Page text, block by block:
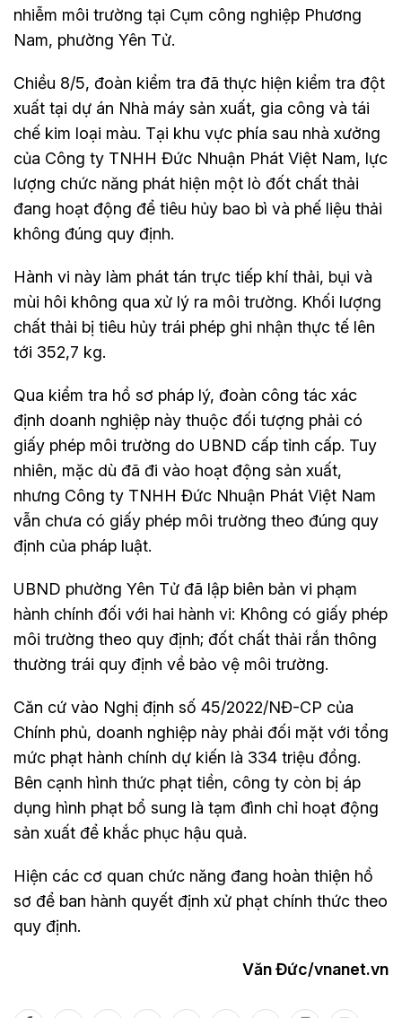
nhiễm môi trường tại Cụm công nghiệp Phương
Nam, phường Yên Tử.
Chiều 8/5, đoàn kiểm tra đã thực hiện kiểm tra đột
xuất tại dự án Nhà máy sản xuất, gia công và tái
chế kim loại màu. Tại khu vực phía sau nhà xưởng
của Công ty TNHH Đức Nhuận Phát Việt Nam, lực
lượng chức năng phát hiện một lò đốt chất thải
đang hoạt động để tiêu hủy bao bì và phế liệu thải
không đúng quy định.
Hành vi này làm phát tán trực tiếp khí thải, bụi và
mùi hôi không qua xử lý ra môi trường. Khối lượng
chất thải bị tiêu hủy trái phép ghi nhận thực tế lên
tới 352,7 kg.
Qua kiểm tra hồ sơ pháp lý, đoàn công tác xác
định doanh nghiệp này thuộc đối tượng phải có
giấy phép môi trường do UBND cấp tỉnh cấp. Tuy
nhiên, mặc dù đã đi vào hoạt động sản xuất,
nhưng Công ty TNHH Đức Nhuận Phát Việt Nam
vẫn chưa có giấy phép môi trường theo đúng quy
định của pháp luật.
UBND phường Yên Tử đã lập biên bản vi phạm
hành chính đối với hai hành vi: Không có giấy phép
môi trường theo quy định; đốt chất thải rắn thông
thường trái quy định về bảo vệ môi trường.
Căn cứ vào Nghị định số 45/2022/NĐ-CP của
Chính phủ, doanh nghiệp này phải đối mặt với tổng
mức phạt hành chính dự kiến là 334 triệu đồng.
Bên cạnh hình thức phạt tiền, công ty còn bị áp
dụng hình phạt bổ sung là tạm đình chỉ hoạt động
sản xuất để khắc phục hậu quả.
Hiện các cơ quan chức năng đang hoàn thiện hồ
sơ để ban hành quyết định xử phạt chính thức theo
quy định.
Văn Đức/vnanet.vn